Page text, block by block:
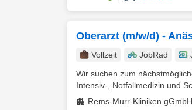
Oberarzt (m/w/d) -
Vollzeit JobRad
Wir suchen zum
Intensiv-, Notfallmedizin und
Rems-Murr-Kliniken gGmbH